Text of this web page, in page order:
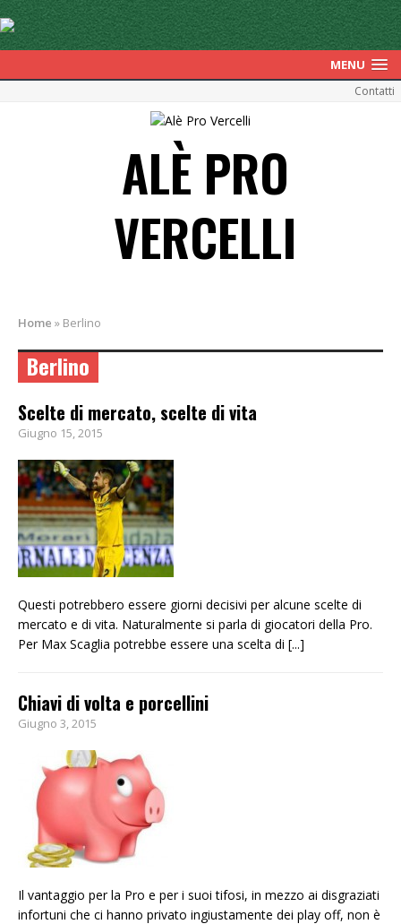
MENU
Contatti
ALÈ PRO
VERCELLI
Home » Berlino
Berlino
Scelte di mercato, scelte di vita
Giugno 15, 2015
Questi potrebbero essere giorni decisivi per alcune scelte di
mercato e di vita. Naturalmente si parla di giocatori della Pro.
Per Max Scaglia potrebbe essere una scelta di [...]
Chiavi di volta e porcellini
Giugno 3, 2015
Il vantaggio per la Pro e per i suoi tifosi, in mezzo ai disgraziati
infortuni che ci hanno privato ingiustamente dei play off, non è